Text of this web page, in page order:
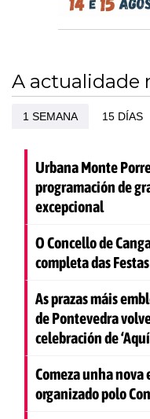
A actualidade
1 SEMANA 15 DÍAS
Urbana Monte
programación de
excepcional
O Concello de
completa das
As prazas máis
de Pontevedra
celebración de
Comeza unha nova
organizado polo